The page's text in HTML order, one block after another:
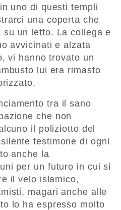
uno di questi templi
una coperta che
su un letto. La collega e
avvicinati e alzata
vi hanno trovato un
lui era rimasto
tra il sano
che non
il poliziotto del
testimone di ogni
anche la
per un futuro in cui si
il velo islamico,
magari anche alle
lo ha espresso molto